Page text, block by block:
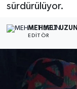
sürdürülüyor.
MEHMET UZUN
EDITÖR